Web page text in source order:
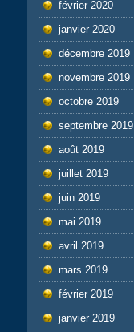
février 2020
janvier 2020
décembre 2019
novembre 2019
octobre 2019
septembre 2019
août 2019
juillet 2019
juin 2019
mai 2019
avril 2019
mars 2019
février 2019
janvier 2019